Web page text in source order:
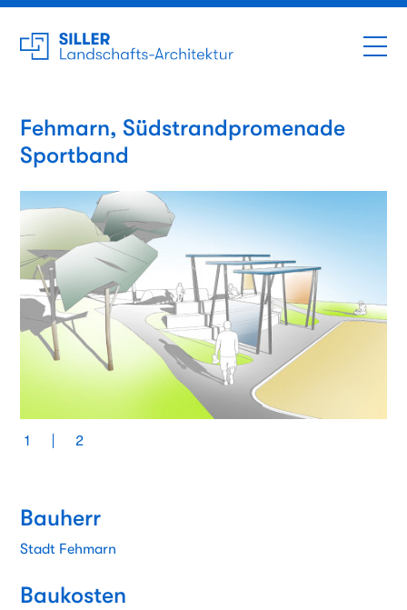
Fehmarn, Südstrandpromenade
Sportband
1 2
Bauherr
Stadt Fehmarn
Baukosten